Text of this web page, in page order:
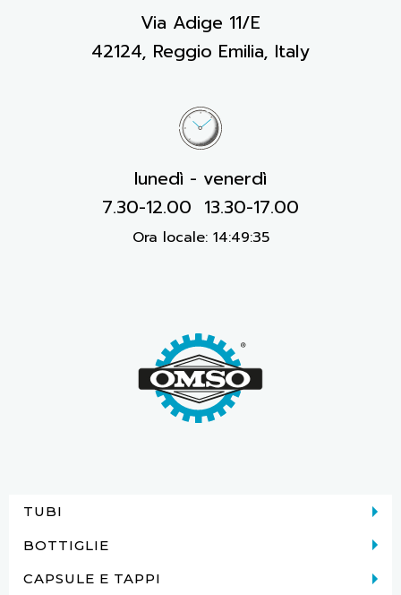
Via Adige 11/E
42124, Reggio Emilia, Italy
lunedì - venerdì
7.30-12.00 13.30-17.00
Ora locale: 14:49:35
TUBI
BOTTIGLIE
CAPSULE E TAPPI